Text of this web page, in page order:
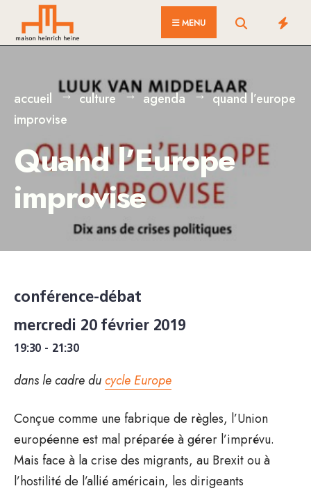
MENU
accueil culture agenda
quand l’europe
improvise
Quand l’Europe
improvise
conférence-débat
mercredi 20 février 2019
19:30 - 21:30
dans le cadre ducycle Europe
Conçue comme une fabrique de règles, l’Union
européenne est mal préparée à gérer l’imprévu.
Mais face à la crise des migrants, au Brexit ou à
l’hostilité de l’allié américain, les dirigeants